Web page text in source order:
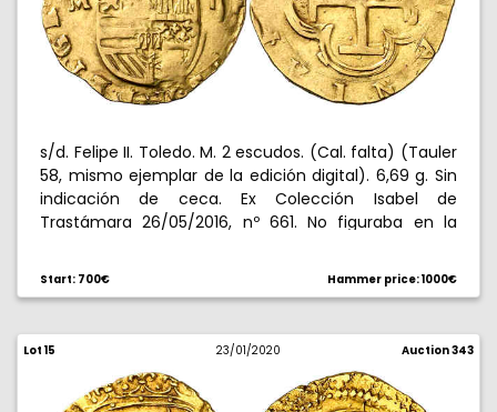
s/d. Felipe II. Toledo. M. 2 escudos. (Cal. falta) (Tauler
58, mismo ejemplar de la edición digital). 6,69 g. Sin
indicación de ceca. Ex Colección Isabel de
Trastámara 26/05/2016, nº 661. No figuraba en la
conoce otro ejemplar. MBC.
Start: 700€ Hammer price: 1000€
Lot 15 23/01/2020 Auction 343